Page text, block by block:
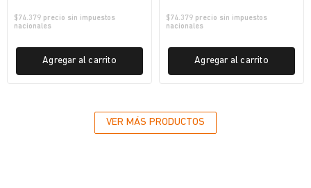
$74.379 precio sin impuestos
nacionales
Agregar al carrito
$74.379 precio sin impuestos
nacionales
Agregar al carrito